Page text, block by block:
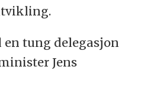
står to temaer sentralt:
økonomi innenfor
utvikling og
Temaet handler om
tung delegasjon
Jens